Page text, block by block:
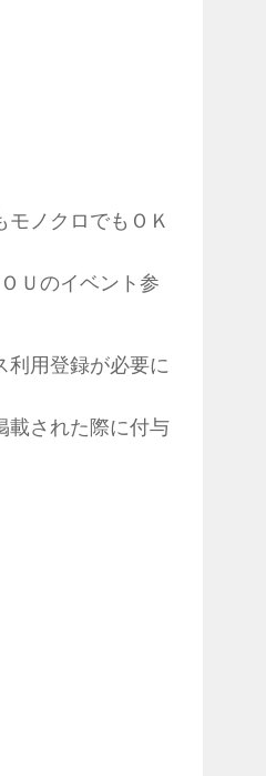
ノクロでもＯＫ
Ｕのイベント参
用登録が必要に
載された際に付与